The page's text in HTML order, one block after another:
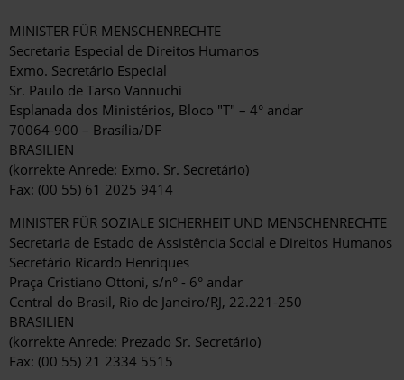
MINISTER FÜR MENSCHENRECHTE
Secretaria Especial de Direitos Humanos
Exmo. Secretário Especial
Sr. Paulo de Tarso Vannuchi
Esplanada dos Ministérios, Bloco "T" – 4° andar
70064-900 – Brasília/DF
BRASILIEN
(korrekte Anrede: Exmo. Sr. Secretário)
Fax: (00 55) 61 2025 9414
MINISTER FÜR SOZIALE SICHERHEIT UND MENSCHENRECHTE
Secretaria de Estado de Assistência Social e Direitos Humanos
Secretário Ricardo Henriques
Praça Cristiano Ottoni, s/n° - 6° andar
Central do Brasil, Rio de Janeiro/RJ, 22.221-250
BRASILIEN
(korrekte Anrede: Prezado Sr. Secretário)
Fax: (00 55) 21 2334 5515